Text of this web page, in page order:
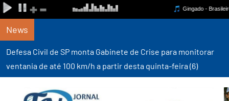
News
Defesa Civil de SP monta Gabinete de Crise para monitorar
ventania de até 100 km/h a partir desta quinta-feira (6)